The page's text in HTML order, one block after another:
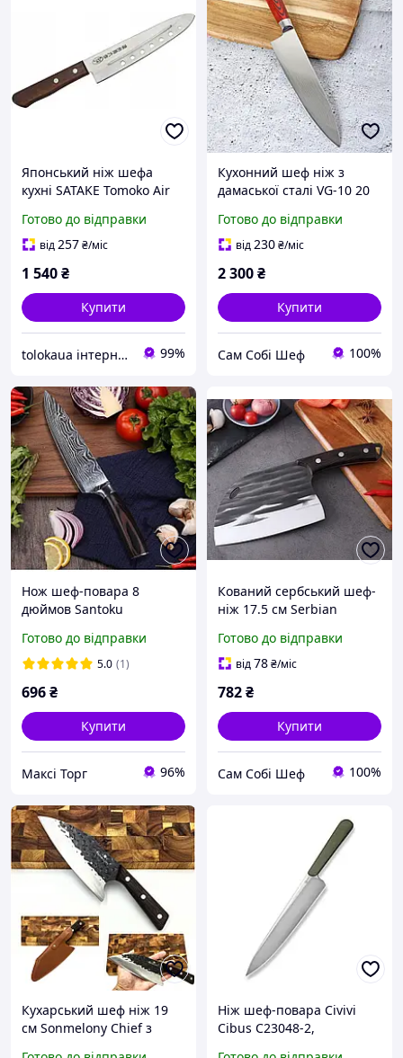
Японський ніж шефа
кухні SATAKE Tomoko Air
Готово до відправки
від257₴/міс
1 540₴
Купити
tolokaua інтернет-магазин товарів для дому 99%
Кухонний шеф ніж з
дамаської сталі VG-10 20
кухонний
Готово до відправки
від230₴/міс
2 300₴
Купити
Сам Собі Шеф 100%
Нож шеф-повара 8
дюймов Santoku
Готово до відправки
5.0 (1)
696₴
Купити
Максі Торг 96%
Кований сербський шеф-
ніж 17.5 см Serbian
Готово до відправки
від78₴/міс
782₴
Купити
Сам Собі Шеф 100%
Кухарський шеф ніж 19
см Sonmelony Chief з
Ніж шеф-повара Civivi
Cibus C23048-2,